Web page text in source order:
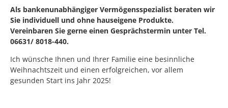
Als bankenunabhängiger Vermögensspezialist beraten wir
Sie individuell und ohne hauseigene Produkte.
Vereinbaren Sie gerne einen Gesprächstermin unter Tel.
06631/ 8018-440.
Ich wünsche Ihnen und Ihrer Familie eine besinnliche
Weihnachtszeit und einen erfolgreichen, vor allem
gesunden Start ins Jahr 2025!